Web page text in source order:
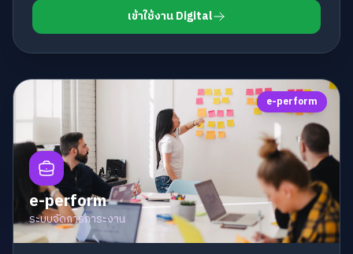
เข้าใช้งาน Digital
e-perform
e-perform
ระบบจัดการภาระงาน